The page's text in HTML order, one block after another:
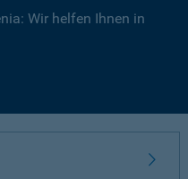
Wir helfen Ihnen in